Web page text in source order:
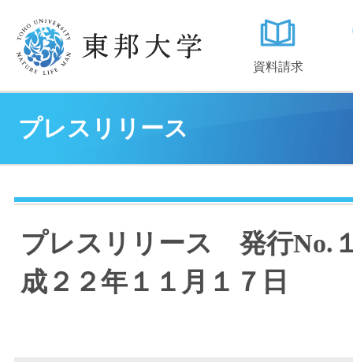
資料請求
プレスリリース
プレスリリース 発行No.
成２２年１１月１７日